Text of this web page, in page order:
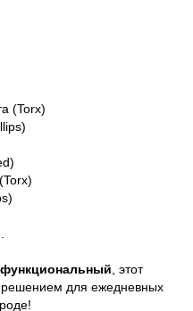
(Torx)
, этот
решением для ежедневных